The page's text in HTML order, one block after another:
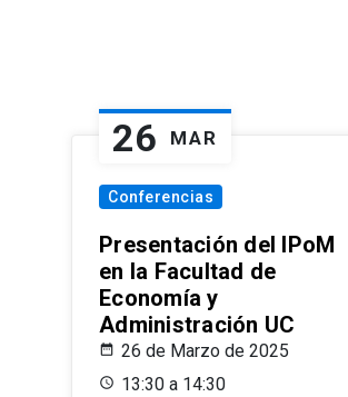
26 MAR
Conferencias
Presentación del IPoM
en la Facultad de
Economía y
Administración UC
26 de Marzo de 2025
13:30 a 14:30